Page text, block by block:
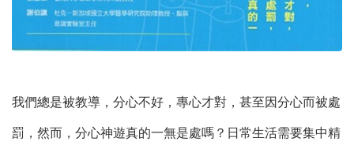
我們總是被教導，分心不好，專心才對，甚至因分心而被處
罰，然而，分心神遊真的一無是處嗎？日常生活需要集中精